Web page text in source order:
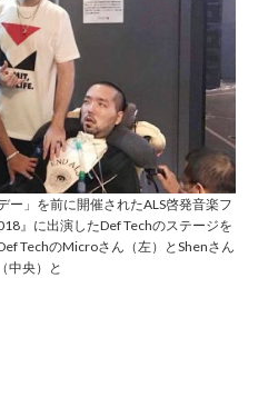
ー」を前に開催されたALS啓発音楽フ
』に出演したDef Techのステージを
TechのMicroさん（左）とShenさん
（中央）と